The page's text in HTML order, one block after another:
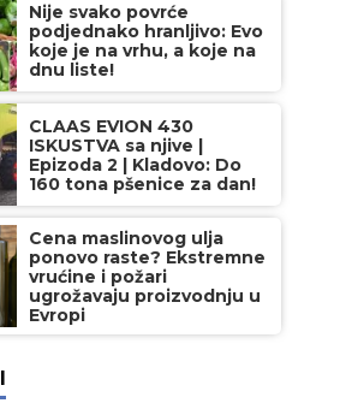
Nije svako povrće
podjednako hranljivo: Evo
koje je na vrhu, a koje na
dnu liste!
CLAAS EVION 430
ISKUSTVA sa njive |
Epizoda 2 | Kladovo: Do
160 tona pšenice za dan!
Cena maslinovog ulja
ponovo raste? Ekstremne
vrućine i požari
ugrožavaju proizvodnju u
Evropi